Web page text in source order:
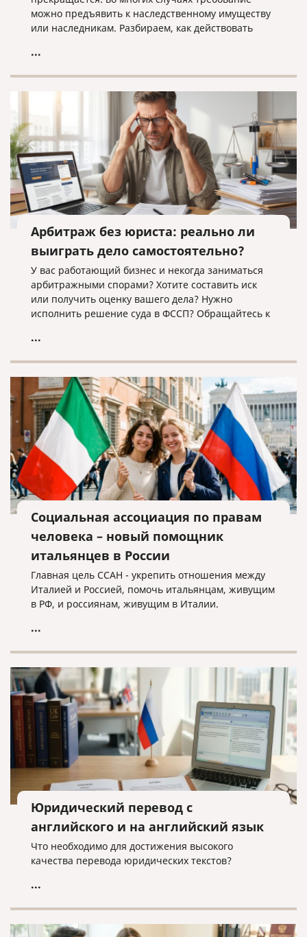
можно предъявить к наследственному имуществу
или наследникам. Разбираем, как действовать
наследство, еще не приняли его или когда
...
Арбитраж без юриста: реально ли
выиграть дело самостоятельно?
У вас работающий бизнес и некогда заниматься
арбитражными спорами? Хотите составить иск
или получить оценку вашего дела? Нужно
исполнить решение суда в ФССП? Обращайтесь к
...
Социальная ассоциация по правам
человека – новый помощник
итальянцев в России
Главная цель ССАН - укрепить отношения между
Италией и Россией, помочь итальянцам, живущим
в РФ, и россиянам, живущим в Италии.
...
Юридический перевод с
английского и на английский язык
Что необходимо для достижения высокого
качества перевода юридических текстов?
...